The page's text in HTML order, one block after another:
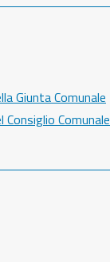
Giunta Comunale
Comunale